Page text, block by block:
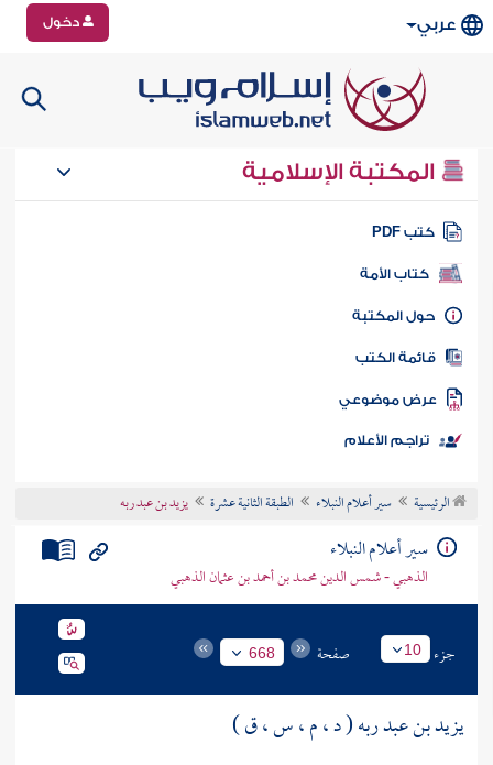
عربي دخول
المكتبة الإسلامية
كتب PDF
كتاب الأمة
المكتبة
الكتب
موضوعي
تراجم الأعلام
الرئيسية سير أعلام النبلاء الطبقة الثانية عشرة يزيد بن عبد ربه
سير أعلام النبلاء
الذهبي - شمس الدين محمد بن أحمد بن عثمان الذهبي
جزء 10 صفحة 668
يزيد بن عبد ربه ( د ، م ، س ، ق )